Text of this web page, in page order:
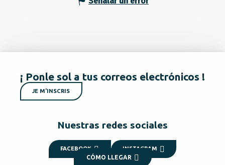
¡ Ponle sol a tus correos electrónicos !
JE M'INSCRIS
Nuestras redes sociales
FACEBOOK INSTAGRAM
CÓMO LLEGAR